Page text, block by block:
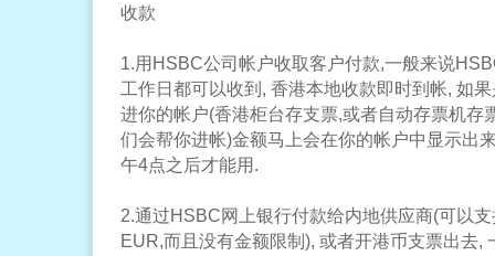
收款
1.用HSBC公司帐户收取客户付款,一般来说
工作日都可以收到, 香港本地收款即时到帐, 如
进你的帐户(香港柜台存支票,或者自动存票机存
们会帮你进帐)金额马上会在你的帐户中显示出
午4点之后才能用.
2.通过HSBC网上银行付款给内地供应商(可以
EUR,而且没有金额限制), 或者开港币支票出去,